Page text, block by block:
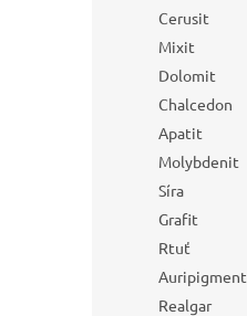
Cerusit
Mixit
Dolomit
Chalcedon
Apatit
Molybdenit
Síra
Grafit
Rtuť
Auripigment
Realgar